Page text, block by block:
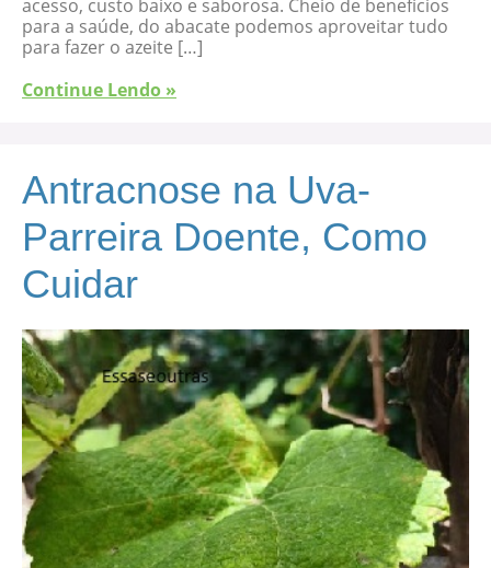
acesso, custo baixo e saborosa. Cheio de benefícios
para a saúde, do abacate podemos aproveitar tudo
para fazer o azeite […]
Continue Lendo »
Antracnose na Uva-
Parreira Doente, Como
Cuidar